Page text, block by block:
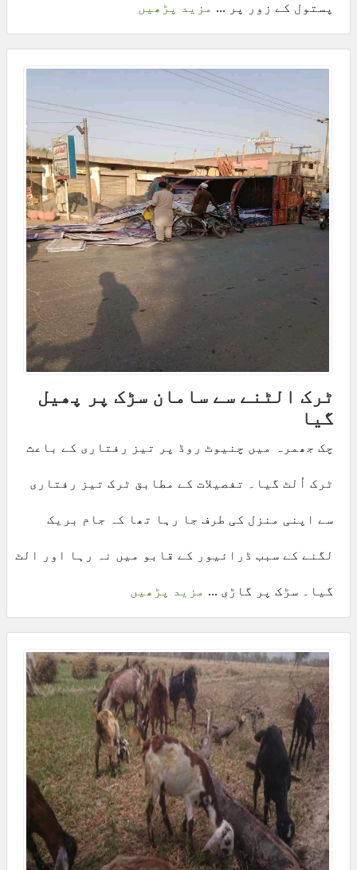
پستول کے زور پر ... مزید پڑھیں
ٹرک الٹنے سے سامان سڑک پر پھیل
گیا
چک جھمرہ میں چنیوٹ روڈ پر تیز رفتاری کے باعث
ٹرک اُلٹ گیا۔ تفصیلات کے مطابق ٹرک تیز رفتاری
سے اپنی منزل کی طرف جا رہا تھا کہ جام بریک
لگنے کے سبب ڈرائیور کے قابو میں نہ رہا اور الٹ
گیا۔ سڑک پر گاڑی ... مزید پڑھیں